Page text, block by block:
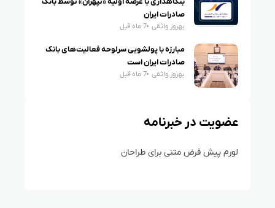
صادرات ایران
بهروز واثقی 7 ماه قبل
مبارزه با پولشویی سرلوحه فعالیت‌های بانک
صادرات ایران است
بهروز واثقی 7 ماه قبل
عضویت در خبرنامه
لورم پیش فرض متنی برای طراحان